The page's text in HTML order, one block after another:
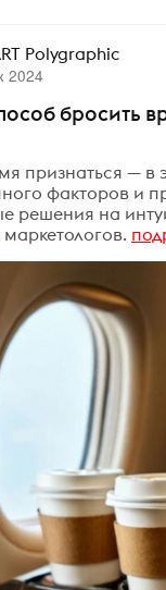
Polygraphic
2024
бросить
признаться — в
факторов и
решения на